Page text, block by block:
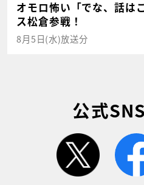
オモロ怖い「でな、話は
ス松倉参戦！
8月5日(水)放送分
公式
twitter